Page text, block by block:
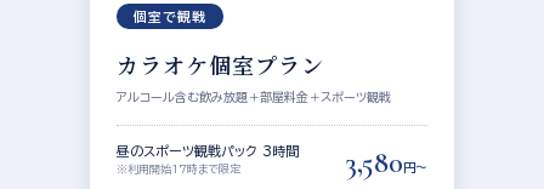
個室で観戦
カラオケ個室プラン
アルコール含む飲み放題＋部屋料金＋スポーツ観戦
昼のスポーツ観戦パック 3時間
※利用開始17時まで限定 3,580 円〜